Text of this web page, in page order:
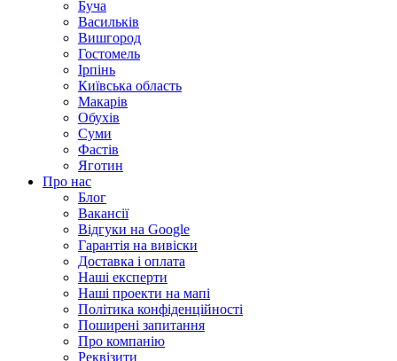
Буча
Васильків
Вишгород
Гостомель
Ірпінь
Київська область
Макарів
Обухів
Суми
Фастів
Яготин
Про нас
Блог
Вакансії
Відгуки на Google
Гарантія на вивіски
Доставка і оплата
Наші експерти
Наші проекти на мапі
Політика конфіденційності
Поширені запитання
Про компанію
Реквізити